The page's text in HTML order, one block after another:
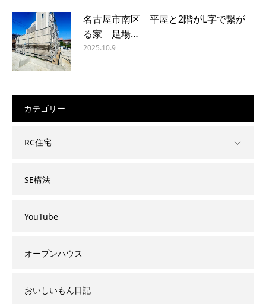
名古屋市南区 平屋と2階がL字で繋が
る家 足場…
2025.10.9
カテゴリー
RC住宅
SE構法
YouTube
オープンハウス
おいしいもん日記